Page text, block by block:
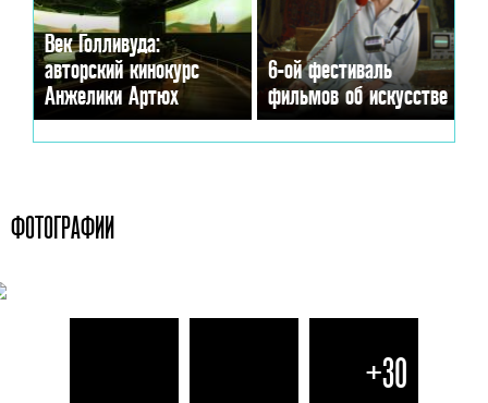
Век Голливуда:
авторский кинокурс
Анжелики Артюх
6-ой фестиваль
фильмов об искусстве
ФОТОГРАФИИ
+30